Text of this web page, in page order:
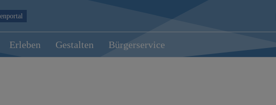
Erleben Gestalten Bürgerservice